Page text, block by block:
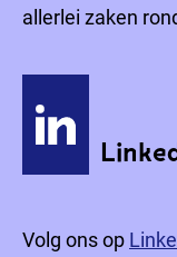
allerlei zaken
Volg ons op